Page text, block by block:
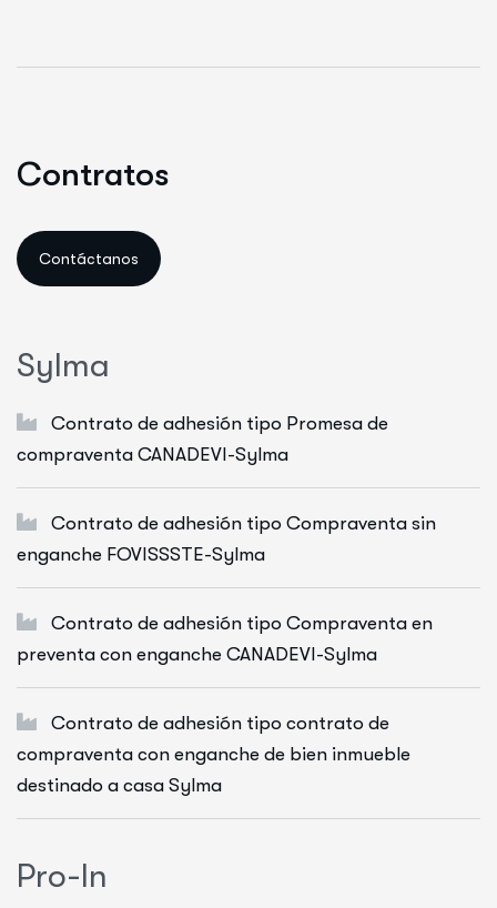
Contratos
Sylma
Contrato de adhesión tipo Promesa de
compraventa CANADEVI-Sylma
Contrato de adhesión tipo Compraventa sin
enganche FOVISSSTE-Sylma
Contrato de adhesión tipo Compraventa en
preventa con enganche CANADEVI-Sylma
Contrato de adhesión tipo contrato de
compraventa con enganche de bien inmueble
destinado a casa Sylma
Pro-In